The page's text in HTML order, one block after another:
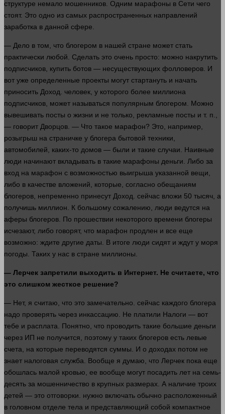
структуре немало мошенников. Одним марафоны в Сети чего
стоят. Это одно из самых распространенных направлений
заработка в данной сфере.
— Дело в том, что блогером в нашей стране может стать
практически любой. Сделать это очень просто: можно накрутить
подписчиков, купить ботов — несуществующих фолловеров. И
вот уже определенные проекты могут стартануть и начать
приносить Доход человек , у которого более миллиона
подписчиков, может называться популярным блогером. Можно
вывешивать посты о жизни и не только, рекламные посты и т. п.,
— говорит Дворцов. — Что такое марафон? Это, например
розыгрыш на страничке у блогера бытовой техники
автомобилей, каких-то домов — были и такие случаи. Наивные
люди начинают вкладывать в такие марафоны деньги . Либо за
вход на марафон с возможностью выигрыша указанной вещи,
либо в качестве вложений, которые, согласно обещаниям
блогеров, непременно принесут Доход сейчас вложи 50 тысяч, а
получишь миллион. К большому сожалению, люди ведутся на
аферы блогеров. По прошествии некоторого времени блогеры
исчезают, либо говорят, что марафон продлен и все еще
возможно: ждите другие даты. В итоге люди сидят и ждут у моря
погоды. Таких у нас в стране миллионы.
— Лерчек запретили выходить в Интернет. Не считаете, что
это слишком жесткое решение?
— Нет, я считаю, что это замечательно. сейчас каждого блогера
надо проверять через инкассацию. Не платили Налоги — вот
тебе и расплата. Понятно, что проводить такие большие деньги
через ИП не получится, поэтому у таких блогеров есть левые
счета, на которые переводятся суммы. И о доходах потом не
знает налоговая служба. Вообще я думаю , что Лерчек пока еще
обошлась малой кровью , ее вообще могут посадить лет на семь-
десять за мошенничество в крупных размерах. А наличие троих
детей — это отговорки. нужно включать обычно расположенный
в головном отделе тела и представляющий собой компактное